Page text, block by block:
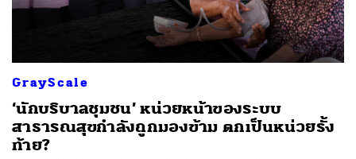
GrayScale
‘นักบริบาลชุมชน’ หน่วยหน้าของระบบ
สาธารณสุขกำลังถูกมองข้าม ตกเป็นหน่วยรั้ง
ท้าย?